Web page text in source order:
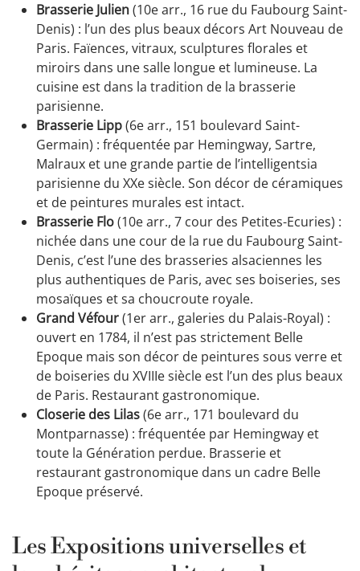
Brasserie Julien(10e arr., 16 rue du Faubourg Saint-
Denis) : l’un des plus beaux décors Art Nouveau de
Paris. Faïences, vitraux, sculptures florales et
miroirs dans une salle longue et lumineuse. La
cuisine est dans la tradition de la brasserie
parisienne.
Brasserie Lipp(6e arr., 151 boulevard Saint-
Germain) : fréquentée par Hemingway, Sartre,
Malraux et une grande partie de l’intelligentsia
parisienne du XXe siècle. Son décor de céramiques
et de peintures murales est intact.
Brasserie Flo(10e arr., 7 cour des Petites-Ecuries) :
nichée dans une cour de la rue du Faubourg Saint-
Denis, c’est l’une des brasseries alsaciennes les
plus authentiques de Paris, avec ses boiseries, ses
mosaïques et sa choucroute royale.
Grand Véfour(1er arr., galeries du Palais-Royal) :
ouvert en 1784, il n’est pas strictement Belle
Epoque mais son décor de peintures sous verre et
de boiseries du XVIIIe siècle est l’un des plus beaux
de Paris. Restaurant gastronomique.
Closerie des Lilas(6e arr., 171 boulevard du
Montparnasse) : fréquentée par Hemingway et
toute la Génération perdue. Brasserie et
restaurant gastronomique dans un cadre Belle
Epoque préservé.
Les Expositions universelles et